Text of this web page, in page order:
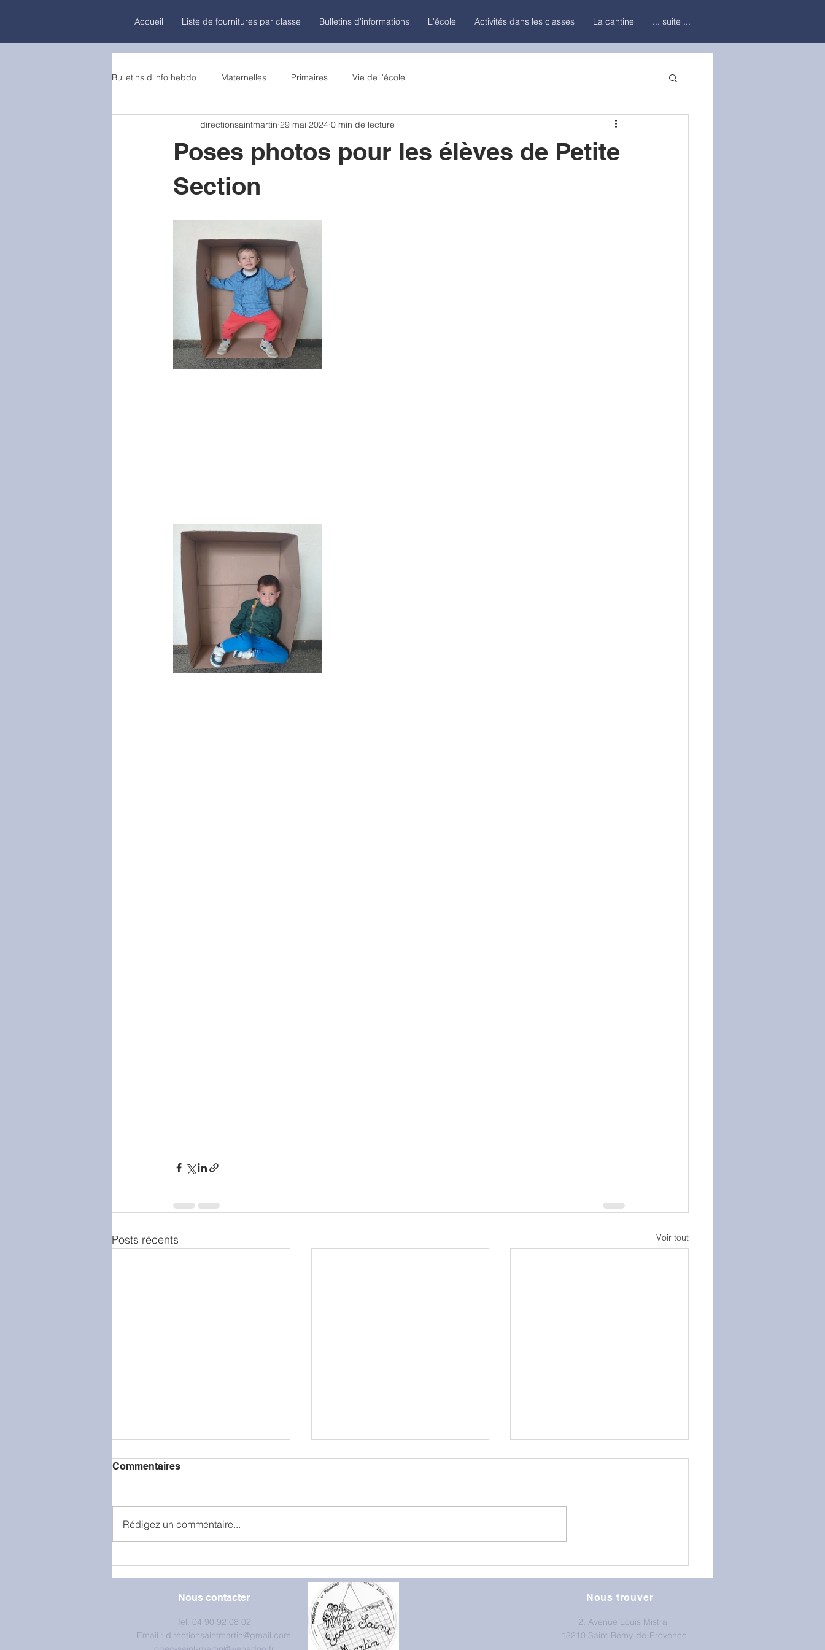
Accueil Liste de fournitures par classe Bulletins d'informations L'école Activités dans les classes La cantine ... suite ...
Bulletins d'info hebdo Maternelles Primaires Vie de l'école
Poses photos pour les élèves de Petite
Section
directionsaintmartin 29 mai 2024 0 min de lecture
Posts récents Voir tout
Commentaires
Rédigez un commentaire...
Tel: 04 90 92 08 02
Email : directionsaintmartin@gmail.com
Nous contacter Nous trouver
2, Avenue Louis Mistral
13210 Saint-Rémy-de-Provence